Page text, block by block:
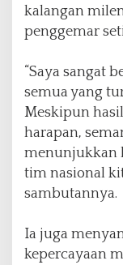
kalangan
penggemar
“Saya sangat
semua yang
Meskipun
harapan,
menunjukkan
tim nasional
sambutannya.
Ia juga
kepercayaan